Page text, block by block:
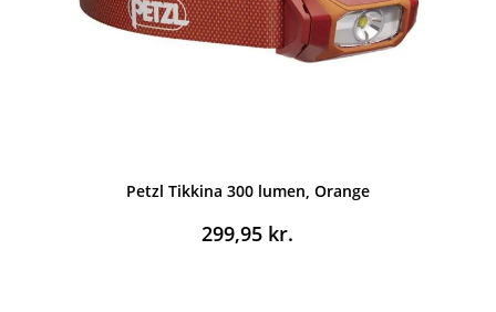
Petzl Tikkina 300 lumen, Orange
299,95 kr.